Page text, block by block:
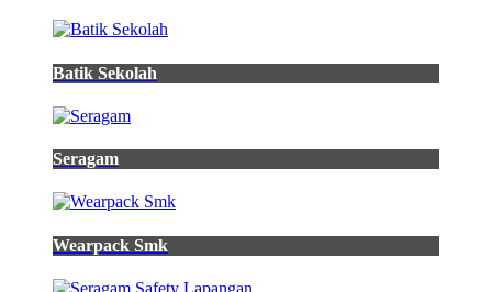
Batik Sekolah
Seragam
Wearpack Smk